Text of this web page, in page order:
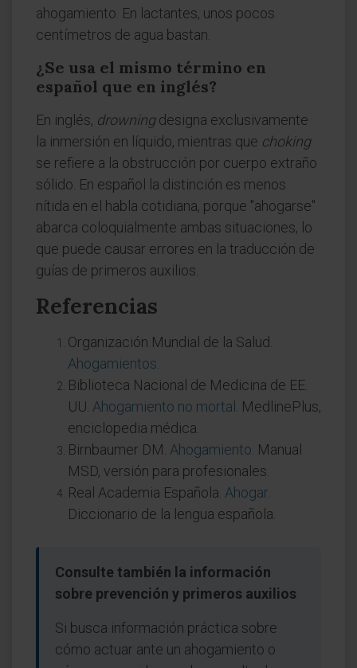
ahogamiento. En lactantes, unos pocos
centímetros de agua bastan.
¿Se usa el mismo término en
español que en inglés?
En inglés, drowningdesigna exclusivamente
la inmersión en líquido, mientras que choking
se refiere a la obstrucción por cuerpo extraño
sólido. En español la distinción es menos
nítida en el habla cotidiana, porque "ahogarse"
abarca coloquialmente ambas situaciones, lo
que puede causar errores en la traducción de
guías de primeros auxilios.
Referencias
Organización Mundial de la Salud.
Ahogamientos
Biblioteca Nacional de Medicina de EE.
UU. Ahogamiento no mortal
. MedlinePlus,
enciclopedia médica.
Birnbaumer DM. Ahogamiento . Manual
MSD, versión para profesionales.
Real Academia Española. Ahogar
Diccionario de la lengua española.
Consulte también la información
sobre prevención y primeros auxilios
Si busca información práctica sobre
cómo actuar ante un ahogamiento o